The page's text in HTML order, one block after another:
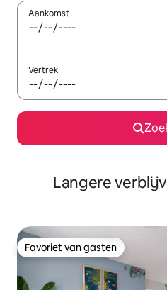
Aankomst
Vertrek
Langere
Favoriet van gasten
Favoriet van gasten